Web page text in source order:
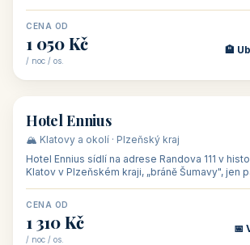
CENA OD
1 050 Kč
/ noc / os.
🏨
🏨 hotel
Hotel Ennius
🏔️ Klatovy a okolí · Plzeňský kraj
Hotel Ennius sídlí na adrese Randova 111 v
Klatov v Plzeňském kraji, „bráně Šumavy", jen
CENA OD
1 310 Kč
/ noc / os.
📅